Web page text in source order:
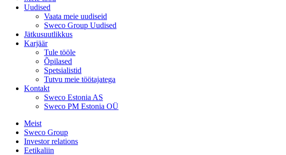
Uudised
Vaata meie uudiseid
Sweco Group Uudised
Jätkusuutlikkus
Karjäär
Tule tööle
Õpilased
Spetsialistid
Tutvu meie töötajatega
Kontakt
Sweco Estonia AS
Sweco PM Estonia OÜ
Meist
Sweco Group
Investor relations
Eetikaliin